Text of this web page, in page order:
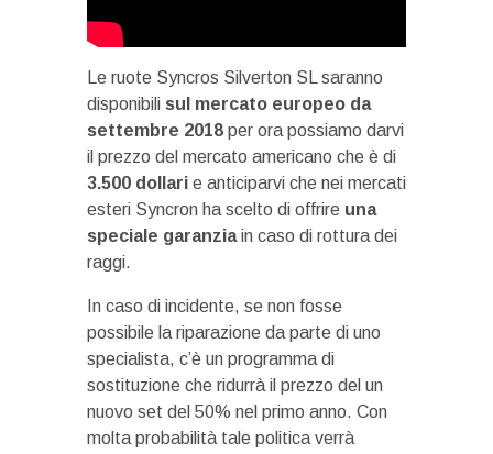
Le ruote Syncros Silverton SL saranno
disponibili sul mercato europeo da
settembre 2018 per ora possiamo darvi
il prezzo del mercato americano che è di
3.500 dollari e anticiparvi che nei mercati
esteri Syncron ha scelto di offrire una
speciale garanziain caso di rottura dei
raggi.
In caso di incidente, se non fosse
possibile la riparazione da parte di uno
specialista, c’è un programma di
sostituzione che ridurrà il prezzo del un
nuovo set del 50% nel primo anno. Con
molta probabilità tale politica verrà